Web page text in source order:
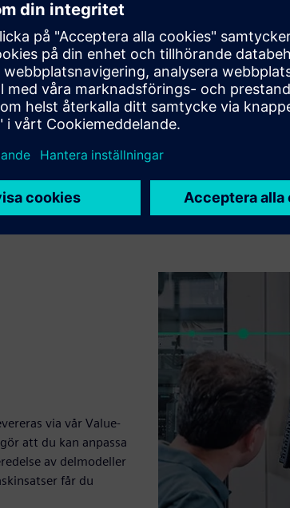
nästa generations innovation.
lösningar: Essentials, Standard, Advanced och Premium
via vår Value-
att du kan anpassa
av delmodeller
får du